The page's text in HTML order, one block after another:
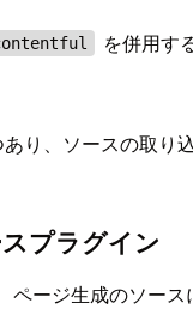
を併用す
り、ソースの取り
プラグイン
ージ生成のソー